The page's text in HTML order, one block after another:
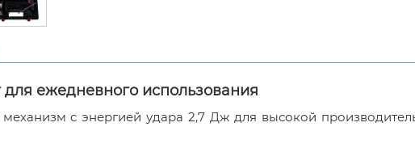
ежедневного использования
с энергией удара 2,7 Дж для высокой